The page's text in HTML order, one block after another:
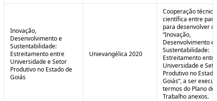
Inovação,
Desenvolvimento e
Sustentabilidade:
Estreitamento entre
Universidade e Setor
Produtivo no Estado de
Goiás
Unievangélica 2020
Cooperação
científica entre
para desenvolver o
“Inovação,
Desenvolvimento e
Sustentabilidade:
Estreitamento entre
Universidade e
Produtivo no
Goiás”, a ser
termos do Plano de
Trabalho anexos.